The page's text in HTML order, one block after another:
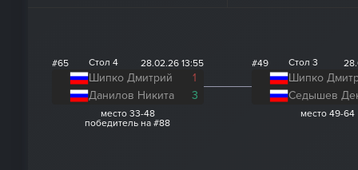
#65 Стол 4 28.02.26 13:55
Шипко Дмитрий
1
Данилов Никита
3
место 33-48
победитель на #88
#49 Стол 3
Шипко
Седышев
место 49-64